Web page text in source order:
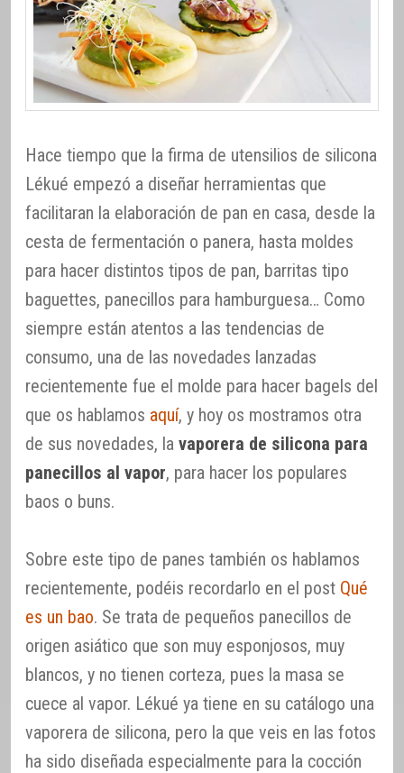
Hace tiempo que la firma de utensilios de silicona
Lékué empezó a diseñar herramientas que
facilitaran la elaboración de pan en casa, desde la
cesta de fermentación o panera, hasta moldes
para hacer distintos tipos de pan, barritas tipo
baguettes, panecillos para hamburguesa… Como
siempre están atentos a las tendencias de
consumo, una de las novedades lanzadas
recientemente fue el molde para hacer bagels del
que os hablamos aquí, y hoy os mostramos otra
de sus novedades, la vaporera de silicona para
panecillos al vapor, para hacer los populares
baos o buns.
Sobre este tipo de panes también os hablamos
recientemente, podéis recordarlo en el post Qué
es un bao. Se trata de pequeños panecillos de
origen asiático que son muy esponjosos, muy
blancos, y no tienen corteza, pues la masa se
cuece al vapor. Lékué ya tiene en su catálogo una
vaporera de silicona, pero la que veis en las fotos
ha sido diseñada especialmente para la cocción